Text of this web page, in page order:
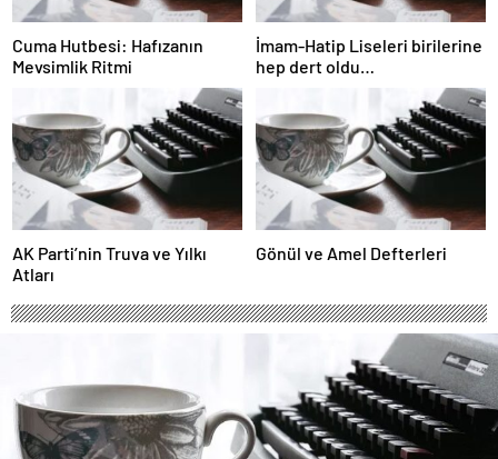
Cuma Hutbesi: Hafızanın
Mevsimlik Ritmi
İmam-Hatip Liseleri birilerine
hep dert oldu…
AK Parti’nin Truva ve Yılkı
Atları
Gönül ve Amel Defterleri